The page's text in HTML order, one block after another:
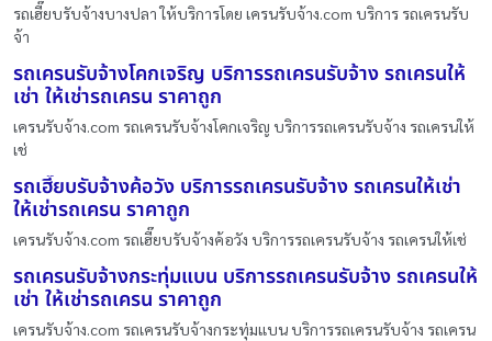
รถเฮี๊ยบรับจ้างบางปลา ให้บริการโดย เครนรับจ้าง.com บริการ รถเครนรับ
จ้า
รถเครนรับจ้างโคกเจริญ บริการรถเครนรับจ้าง รถเครนให้
เช่า ให้เช่ารถเครน ราคาถูก
เครนรับจ้าง.com รถเครนรับจ้างโคกเจริญ บริการรถเครนรับจ้าง รถเครนให้
เช่
รถเฮี๊ยบรับจ้างค้อวัง บริการรถเครนรับจ้าง รถเครนให้เช่า
ให้เช่ารถเครน ราคาถูก
เครนรับจ้าง.com รถเฮี๊ยบรับจ้างค้อวัง บริการรถเครนรับจ้าง รถเครนให้เช่
รถเครนรับจ้างกระทุ่มแบน บริการรถเครนรับจ้าง รถเครนให้
เช่า ให้เช่ารถเครน ราคาถูก
เครนรับจ้าง.com รถเครนรับจ้างกระทุ่มแบน บริการรถเครนรับจ้าง รถเครน